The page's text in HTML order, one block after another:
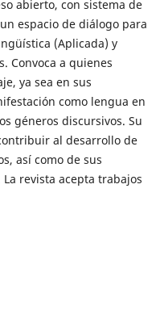
abierto, con sistema de
espacio de diálogo para
(Aplicada) y
Convoca a quienes
ya sea en sus
como lengua en
géneros discursivos. Su
al desarrollo de
así como de sus
revista acepta trabajos